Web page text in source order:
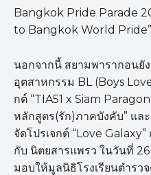
Bangkok Pride Parade
to Bangkok World Pride”
นอกจากนี้ สยามพารากอนยั
อุตสาหกรรม BL (Boys
กต์ “TIA51 x Siam
หลักสูตร(รัก)ภาคบังคับ” แ
จัดโปรเจกต์ “Love
กับ นิตยสารแพรว ในวันที่
มอบให้มูลนิธิโรงเรียนตำรว